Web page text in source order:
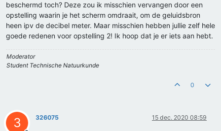
beschermd toch? Deze zou ik misschien vervangen door een
opstelling waarin je het scherm omdraait, om de geluidsbron
heen ipv de decibel meter. Maar misschien hebben jullie zelf hele
goede redenen voor opstelling 2! Ik hoop dat je er iets aan hebt.
Moderator
Student Technische Natuurkunde
0
3 326075 15 dec. 2020 08:59